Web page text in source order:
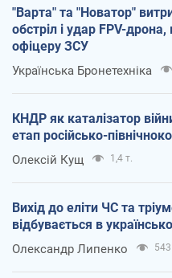
"Варта" та "Новатор"
обстріл і удар FPV-
офіцеру ЗСУ
Українська Бронетехніка
КНДР як каталізатор
етап російсько-
Олексій Кущ 1,4 т.
Вихід до еліти ЧС та
відбувається в
Олександр Липенко 543